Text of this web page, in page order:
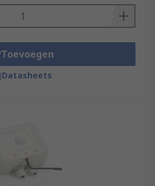
Toevoegen
Datasheets